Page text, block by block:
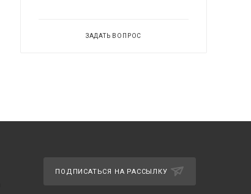
ЗАДАТЬ ВОПРОС
ПОДПИСАТЬСЯ НА РАССЫЛКУ